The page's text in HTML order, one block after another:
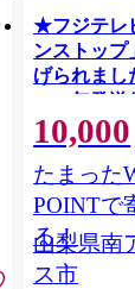
★フジテレ
ンストップ
げられま
2026年発送
南アルプス
ンマスカッ
上（2～3
便発送
10,000
たまった
POINTで
る！
山梨県南
ス市